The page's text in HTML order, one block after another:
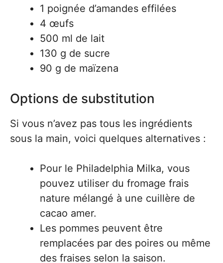
1 poignée d’amandes effilées
4 œufs
500 ml de lait
130 g de sucre
90 g de maïzena
Options de substitution
Si vous n’avez pas tous les ingrédients
sous la main, voici quelques alternatives :
Pour le Philadelphia Milka, vous
pouvez utiliser du fromage frais
nature mélangé à une cuillère de
cacao amer.
Les pommes peuvent être
remplacées par des poires ou même
des fraises selon la saison.